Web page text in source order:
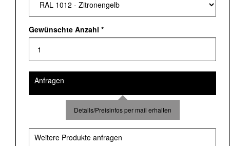
Gewünschte Anzahl *
Anfragen
Details/Preisinfos per mail erhalten
Weitere Produkte anfragen